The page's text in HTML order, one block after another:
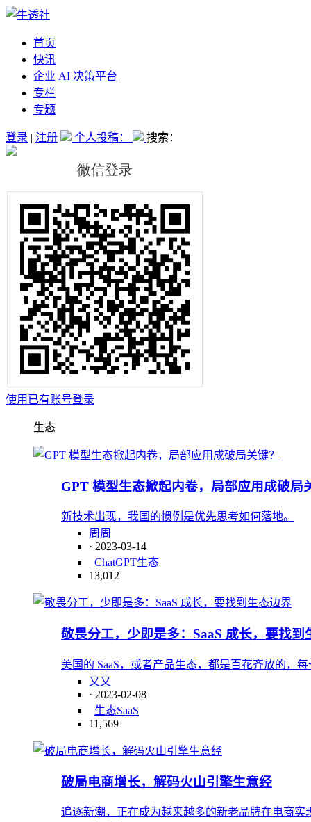
首页
快讯
企业 AI 决策平台
专栏
专题
登录 | 注册 个人投稿： 搜索：
使用已有账号登录
生态
GPT 模型生态掀起内卷，局部应用成破局
新技术出现，我国的惯例是优先思考如何落地。
周周
· 2023-03-14
ChatGPT生态
13,012
敬畏分工，少即是多：SaaS 成长，要找到
美国的 SaaS，或者产品生态，都是百花齐放的，
又又
· 2023-02-08
生态SaaS
11,569
破局电商增长，解码火山引擎生意经
追逐新潮，正在成为越来越多的新老品牌在电商